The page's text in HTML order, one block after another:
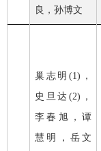
良，孙博文
巢志明 (1) ，
史旦达 (2) ，
李春旭，谭
慧明，岳文